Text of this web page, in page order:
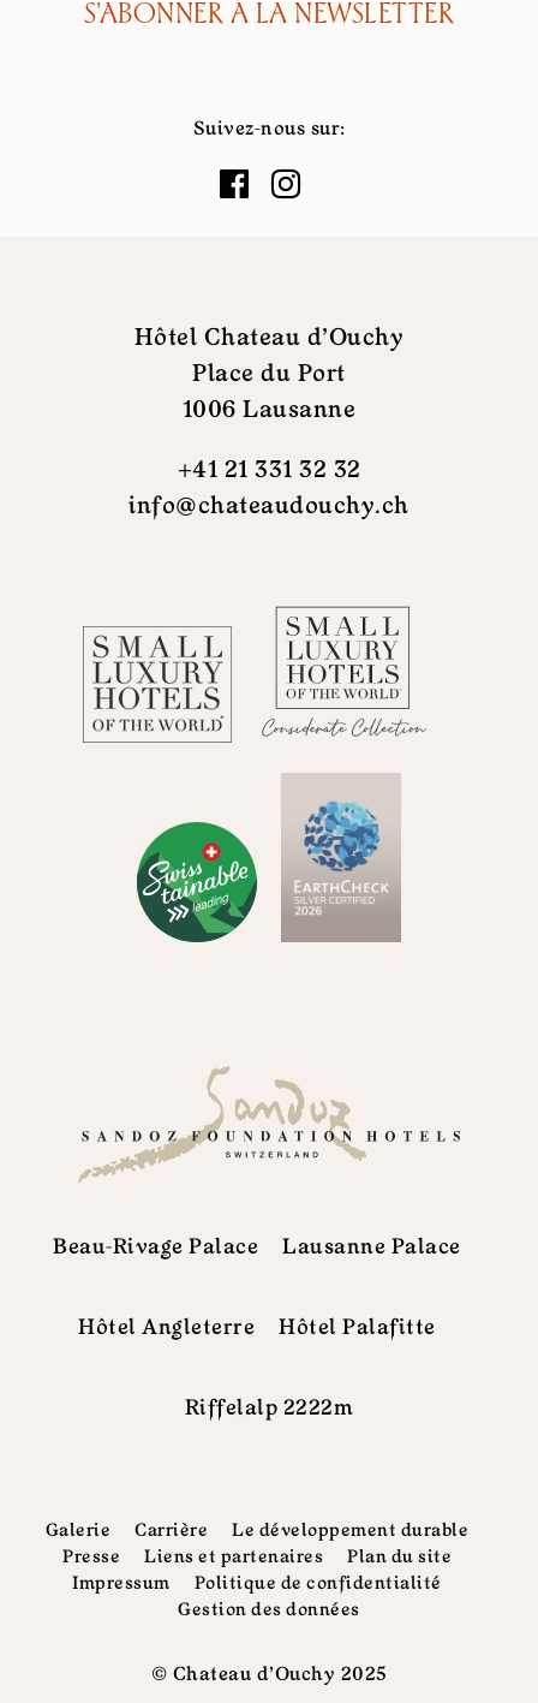
S'ABONNER À LA NEWSLETTER
Suivez-nous sur:
Hôtel Chateau d'Ouchy
Place du Port
1006 Lausanne
+41 21 331 32 32
info@chateaudouchy.ch
Beau-Rivage Palace Lausanne Palace
Hôtel Angleterre Hôtel Palafitte
Riffelalp 2222m
Galerie Carrière
Le développement durable
Presse
Liens et partenaires
Plan du site
Impressum
Politique de confidentialité
Gestion des données
© Chateau d'Ouchy 2025